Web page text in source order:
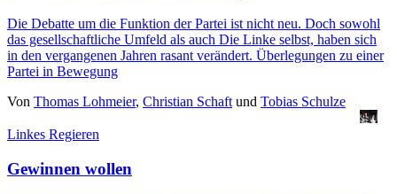
Die Debatte um die Funktion der Partei ist nicht neu. Doch sowohl
das gesellschaftliche Umfeld als auch Die Linke selbst, haben sich
in den vergangenen Jahren rasant verändert. Überlegungen zu einer
Partei in Bewegung
Von Thomas Lohmeier, Christian Schaft und Tobias Schulze
Linkes Regieren
Gewinnen wollen